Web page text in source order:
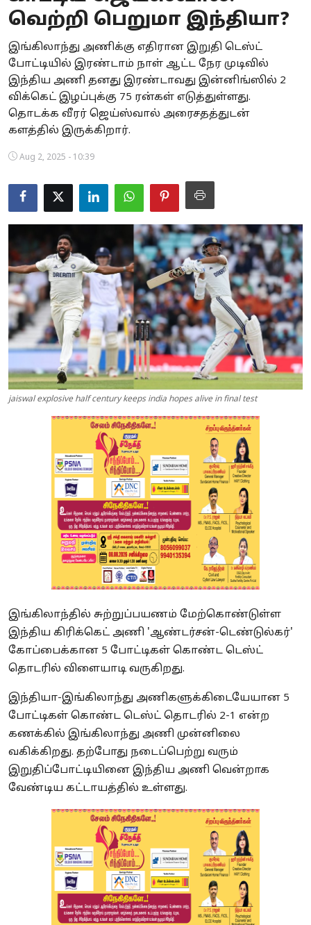
Business
Crime
Tamilnadu
National
Spirituality
Politics
வெற்றி பெறுமா இந்தியா?
இங்கிலாந்து அணிக்கு எதிரான இறுதி டெஸ்ட்
போட்டியில் இரண்டாம் நாள் ஆட்ட நேர முடிவில்
இந்திய அணி தனது இரண்டாவது இன்னிங்ஸில் 2
விக்கெட் இழப்புக்கு 75 ரன்கள் எடுத்துள்ளது.
தொடக்க வீரர் ஜெய்ஸ்வால் அரைசதத்துடன்
களத்தில் இருக்கிறார்.
Aug 2, 2025 - 10:39
jaiswal explosive half century keeps india hopes alive in final test
இங்கிலாந்தில் சுற்றுப்பயணம் மேற்கொண்டுள்ள
இந்திய கிரிக்கெட் அணி 'ஆண்டர்சன்-டெண்டுல்கர்'
கோப்பைக்கான 5 போட்டிகள் கொண்ட டெஸ்ட்
தொடரில் விளையாடி வருகிறது.
இந்தியா-இங்கிலாந்து அணிகளுக்கிடையேயான 5
போட்டிகள் கொண்ட டெஸ்ட் தொடரில் 2-1 என்ற
கணக்கில் இங்கிலாந்து அணி முன்னிலை
வகிக்கிறது. தற்போது நடைப்பெற்று வரும்
இறுதிப்போட்டியினை இந்திய அணி வென்றாக
வேண்டிய கட்டாயத்தில் உள்ளது.